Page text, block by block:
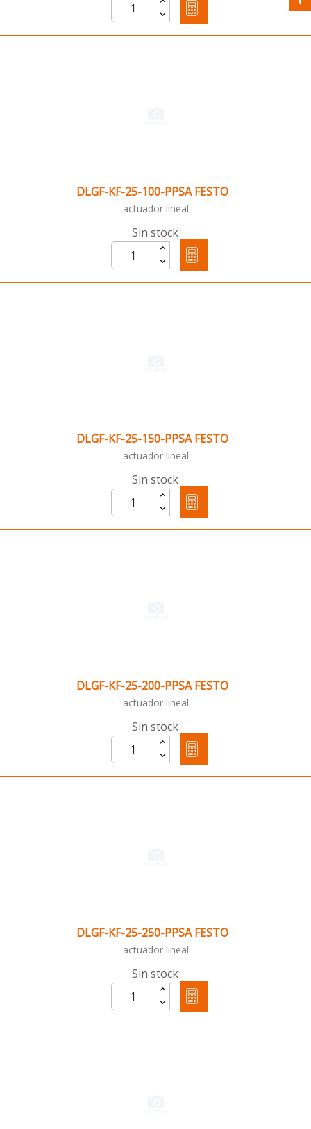
DLGF-KF-25-100-PPSA FESTO
actuador lineal
Sin stock
DLGF-KF-25-150-PPSA FESTO
actuador lineal
Sin stock
DLGF-KF-25-200-PPSA FESTO
actuador lineal
Sin stock
DLGF-KF-25-250-PPSA FESTO
actuador lineal
Sin stock